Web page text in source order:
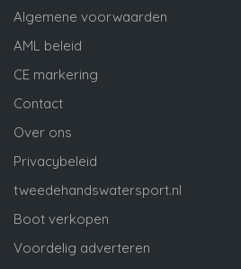
Algemene voorwaarden
AML beleid
CE markering
Contact
Over ons
Privacybeleid
tweedehandswatersport.nl
Boot verkopen
Voordelig adverteren